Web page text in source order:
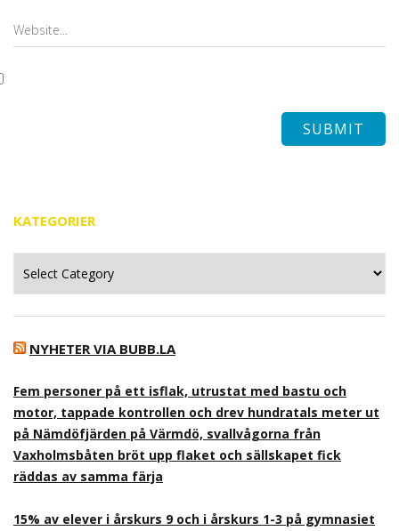
KATEGORIER
NYHETER VIA BUBB.LA
Fem personer på ett isflak, utrustat med bastu och
motor, tappade kontrollen och drev hundratals meter ut
på Nämdöfjärden på Värmdö, svallvågorna från
Vaxholmsbåten bröt upp flaket och sällskapet fick
räddas av samma färja
15% av elever i årskurs 9 och i årskurs 1-3 på gymnasiet